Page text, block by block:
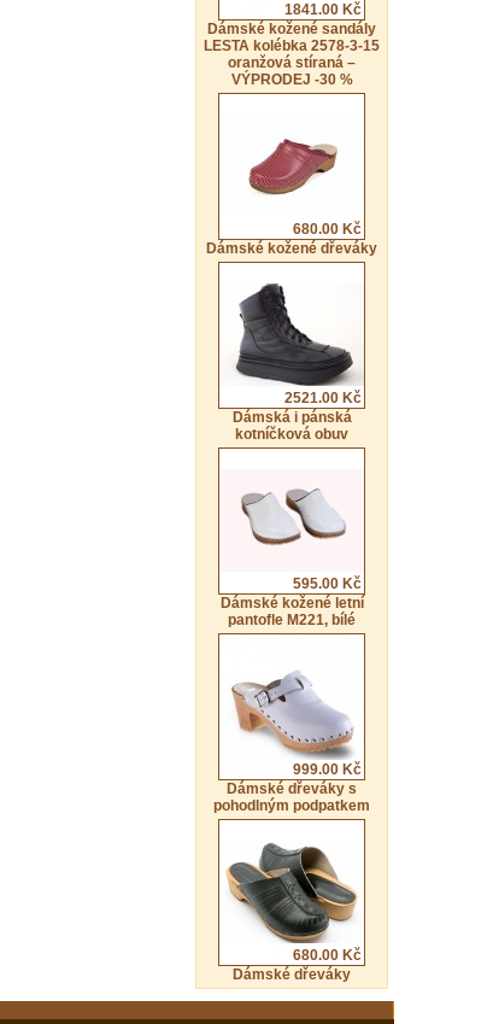
1841.00 Kč
Dámské kožené sandály
LESTA kolébka 2578-3-15
oranžová stíraná –
VÝPRODEJ -30 %
680.00 Kč
Dámské kožené dřeváky
2521.00 Kč
Dámská i pánská
kotníčková obuv
595.00 Kč
Dámské kožené letní
pantofle M221, bílé
999.00 Kč
Dámské dřeváky s
pohodlným podpatkem
680.00 Kč
Dámské dřeváky